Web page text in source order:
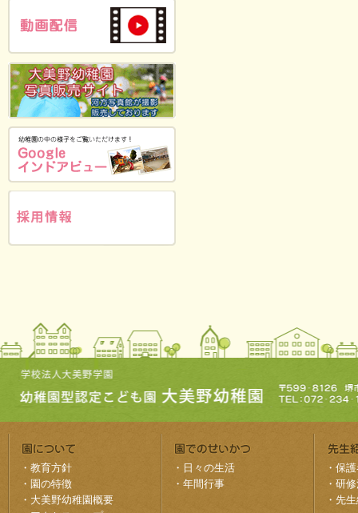
・ 教育方針
・ 園の特徴
・ 大美野幼稚園概要
・ 日々の生活
・ 年間行事
・ 保
・ 研
・ 先